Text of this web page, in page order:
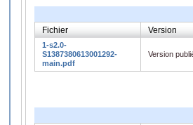
Fichier Version
1-s2.0-
S1387380613001292-
main.pdf
Version